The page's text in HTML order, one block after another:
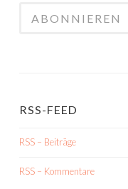
RSS-FEED
RSS – Beiträge
RSS – Kommentare